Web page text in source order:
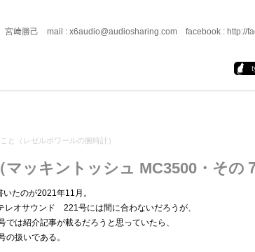
宮﨑勝己 mail : x6audio@audiosharing.com facebook : http://
と（レゼルボワールの腕時計）
マッキントッシュ MC3500・その７
いたのが2021年11月。
レオサウンド 221号には間に合わないだろうが、
では紹介記事が載るだろうと思っていたら、
の扱いである。